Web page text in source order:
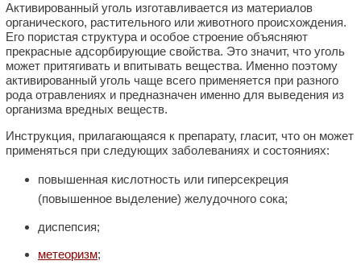
Активированный уголь изготавливается из материалов
органического, растительного или животного происхождения.
Его пористая структура и особое строение объясняют
прекрасные адсорбирующие свойства. Это значит, что уголь
может притягивать и впитывать вещества. Именно поэтому
активированный уголь чаще всего применяется при разного
рода отравлениях и предназначен именно для выведения из
организма вредных веществ.
Инструкция, прилагающаяся к препарату, гласит, что он может
применяться при следующих заболеваниях и состояниях:
повышенная кислотность или гиперсекреция
(повышенное выделение) желудочного сока;
диспепсия;
метеоризм;